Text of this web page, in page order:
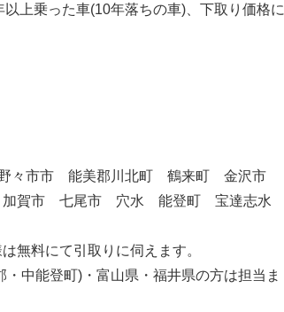
上乗った車(10年落ちの車)、下取り価格に
々市市 能美郡川北町 鶴来町 金沢市
賀市 七尾市 穴水 能登町 宝達志水
料にて引取りに伺えます。
・中能登町)・富山県・福井県の方は担当ま